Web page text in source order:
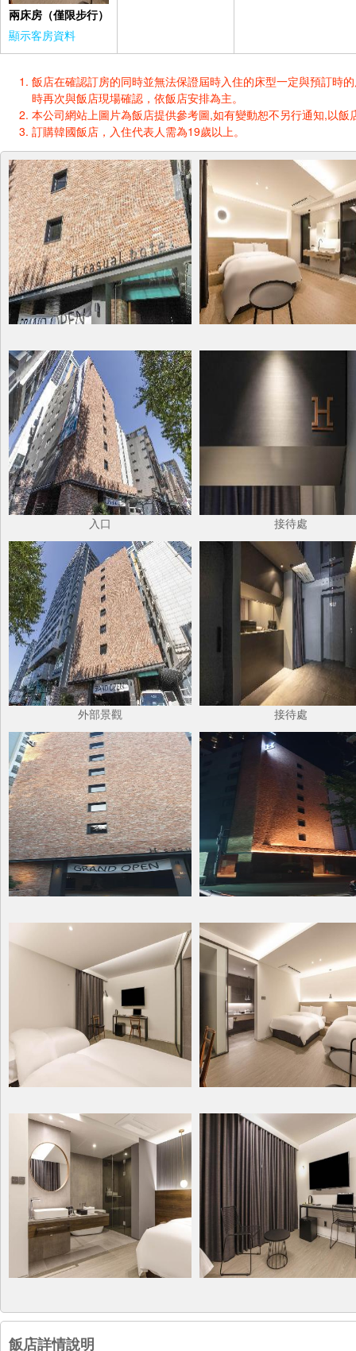
兩床房（僅限步行）
顯示客房資料
飯店在確認訂房的同時並無法保證屆時入住的床型一定與預訂時
時再次與飯店現場確認，依飯店安排為主。
本公司網站上圖片為飯店提供參考圖,如有變動恕不另行通知,以飯
訂購韓國飯店，入住代表人需為19歲以上。
入口 接待處
外部景觀 接待處
飯店詳情說明